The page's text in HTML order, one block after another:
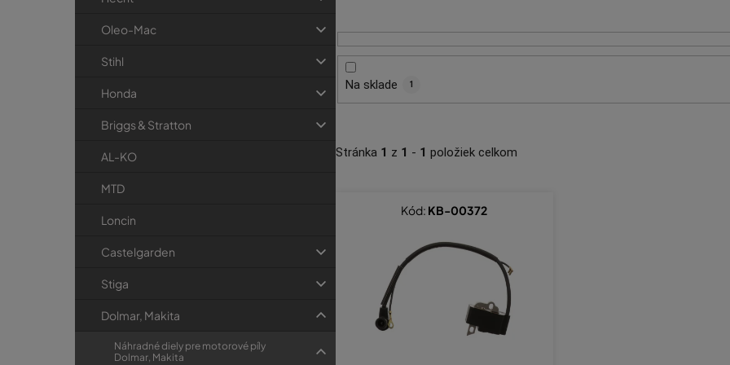
Oleo-Mac
Stihl
Honda
Briggs & Stratton
AL-KO
MTD
Loncin
Castelgarden
Stiga
Dolmar, Makita
Náhradné diely pre motorové píly
Dolmar, Makita
Stránka 1 z 1 - 1 položiek celkom
Na sklade 1
s
p
o
k
Kód: KB-00372